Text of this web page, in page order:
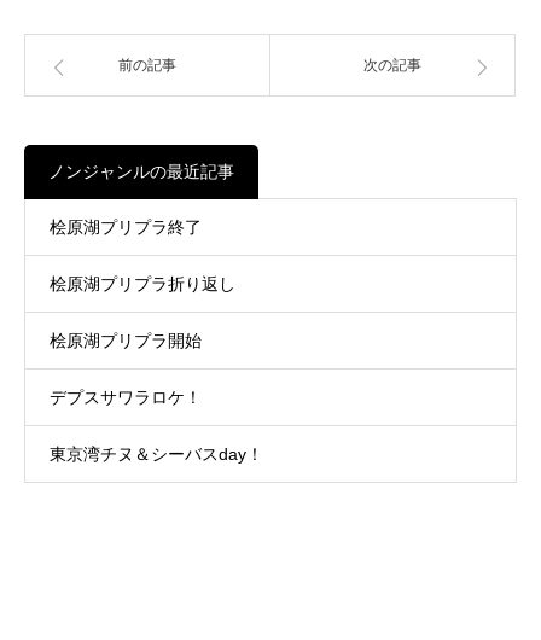
前の記事 次の記事
ノンジャンルの最近記事
桧原湖プリプラ終了
桧原湖プリプラ折り返し
桧原湖プリプラ開始
デプスサワラロケ！
東京湾チヌ＆シーバスday！